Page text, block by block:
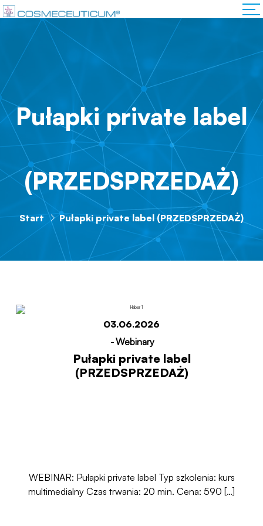
Pułapki private label
(PRZEDSPRZEDAŻ)
Start Pułapki private label (PRZEDSPRZEDAŻ)
03.06.2026
-Webinary
Pułapki private label
(PRZEDSPRZEDAŻ)
WEBINAR: Pułapki private label Typ szkolenia: kurs
multimedialny Czas trwania: 20 min. Cena: 590 […]